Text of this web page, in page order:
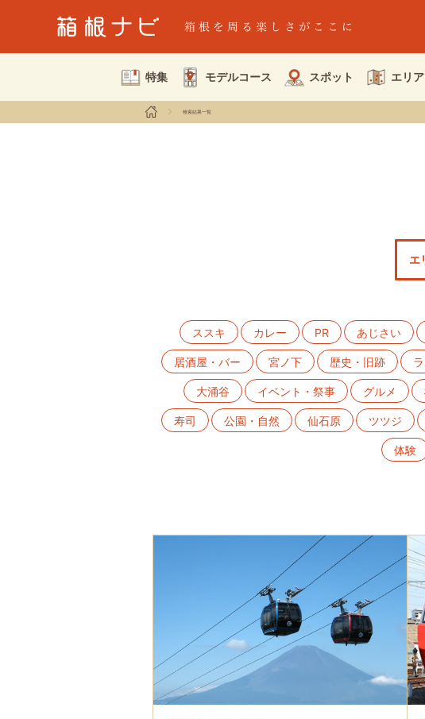
特集 モデルコース スポット エリ
検索結果一覧
ススキ カレー PR あじさい
居酒屋・バー 宮ノ下 歴史・旧跡
大涌谷 イベント・祭事 グルメ
寿司 公園・自然 仙石原 ツツジ
体験